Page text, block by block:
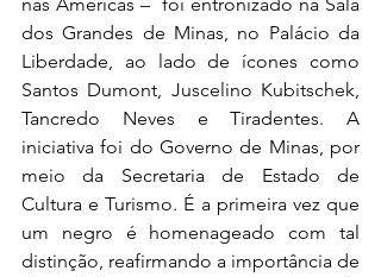
nas Américas –  foi entronizado na Sala
dos Grandes de Minas, no Palácio da
Liberdade, ao lado de ícones como
Santos Dumont, Juscelino Kubitschek,
Tancredo Neves e Tiradentes. A
iniciativa foi do Governo de Minas, por
meio da Secretaria de Estado de
Cultura e Turismo. É a primeira vez que
um negro é homenageado com tal
distinção, reafirmando a importância de